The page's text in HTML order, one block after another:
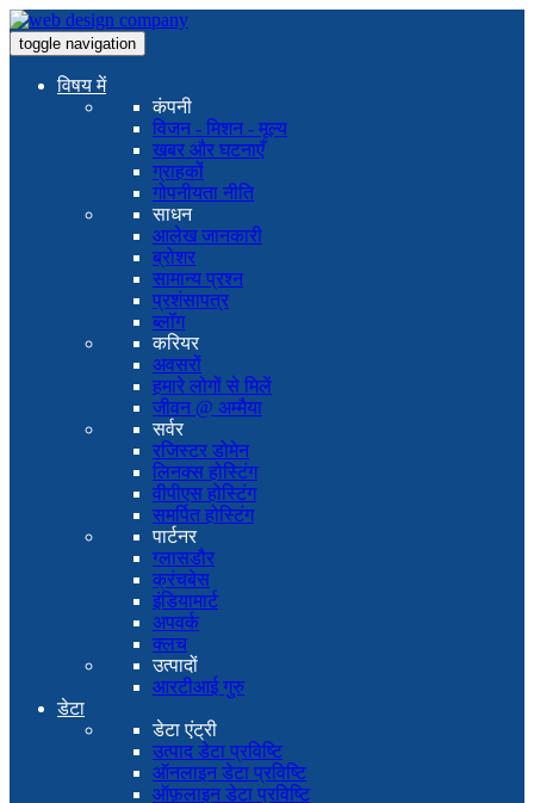
toggle navigation
विषय में
कंपनी
विजन - मिशन - मूल्य
खबर और घटनाएँ
ग्राहकों
गोपनीयता नीति
साधन
आलेख जानकारी
ब्रोशर
सामान्य प्रश्न
प्रशंसापत्र
ब्लॉग
करियर
अवसरों
हमारे लोगों से मिलें
जीवन @ अम्मैया
सर्वर
रजिस्टर डोमेन
लिनक्स होस्टिंग
वीपीएस होस्टिंग
समर्पित होस्टिंग
पार्टनर
ग्लासडौर
क्रंचबेस
इंडियामार्ट
अपवर्क
क्लच
उत्पादों
आरटीआई गुरु
डेटा
डेटा एंट्री
उत्पाद डेटा प्रविष्टि
ऑनलाइन डेटा प्रविष्टि
ऑफ़लाइन डेटा प्रविष्टि